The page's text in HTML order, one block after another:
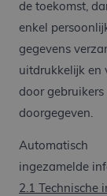
de toekomst,
enkel
gegevens
uitdrukkelijk en
door gebruikers
doorgegeven.
Automatisch
ingezamelde
2.1 Technische